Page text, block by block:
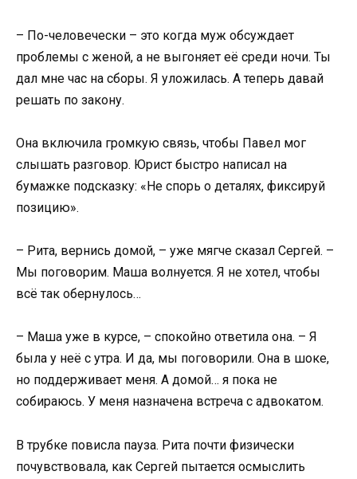
– По-человечески – это когда муж обсуждает
проблемы с женой, а не выгоняет её среди ночи. Ты
дал мне час на сборы. Я уложилась. А теперь давай
решать по закону.
Она включила громкую связь, чтобы Павел мог
слышать разговор. Юрист быстро написал на
бумажке подсказку: «Не спорь о деталях, фиксируй
позицию».
– Рита, вернись домой, – уже мягче сказал Сергей. –
Мы поговорим. Маша волнуется. Я не хотел, чтобы
всё так обернулось…
– Маша уже в курсе, – спокойно ответила она. – Я
была у неё с утра. И да, мы поговорили. Она в шоке,
но поддерживает меня. А домой… я пока не
собираюсь. У меня назначена встреча с адвокатом.
В трубке повисла пауза. Рита почти физически
почувствовала, как Сергей пытается осмыслить